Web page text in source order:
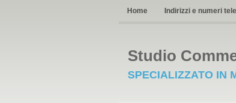
Home Indirizzi e numeri
Studio
SPECIALIZZATO IN